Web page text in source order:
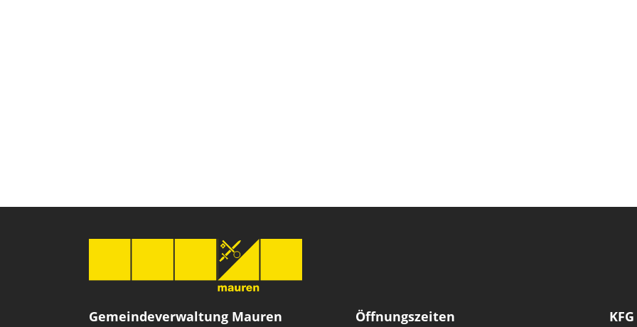
Gemeindeverwaltung Mauren Öffnungszeiten